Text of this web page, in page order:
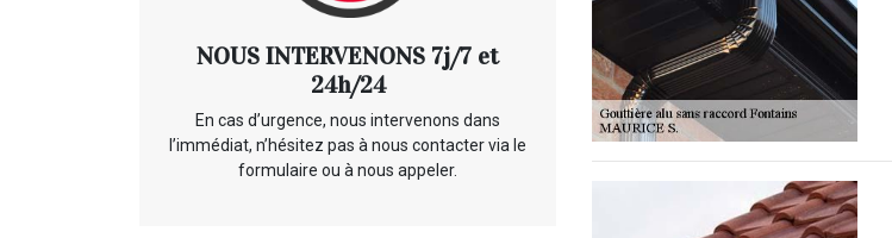
NOUS INTERVENONS 7j/7 et
24h/24
En cas d’urgence, nous intervenons dans
l’immédiat, n’hésitez pas à nous contacter via le
formulaire ou à nous appeler.